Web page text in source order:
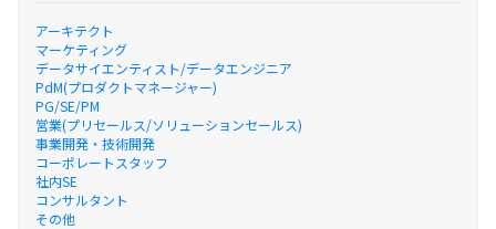
アーキテクト
マーケティング
データサイエンティスト/データエンジニア
PdM(プロダクトマネージャー)
PG/SE/PM
営業(プリセールス/ソリューションセールス)
事業開発・技術開発
コーポレートスタッフ
社内SE
コンサルタント
その他